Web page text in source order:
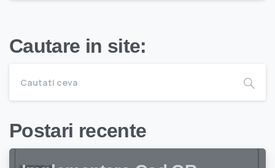
Cautare in site:
Postari recente